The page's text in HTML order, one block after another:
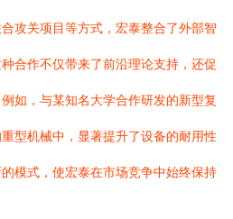
攻关项目等方式，宏泰整合了外部智
合作不仅带来了前沿理论支持，还促
如，与某知名大学合作研发的新型复
型机械中，显著提升了设备的耐用性
模式，使宏泰在市场竞争中始终保持